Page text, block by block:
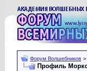
Форум Волшебников >
Профиль